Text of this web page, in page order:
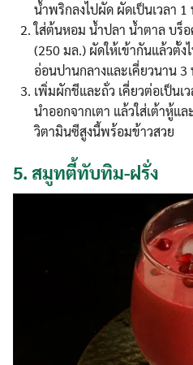
น้ำพริกลงไปผัด ผัดเป็นเวลา
ใส่ต้นหอม น้ำปลา น้ำตาล บร็
(250 มล.) ผัดให้เข้ากันแล้วตั้ง
อ่อนปานกลางและเคี่ยวนาน 3
เพิ่มผักชีและถั่ว เคี่ยวต่อเป็น
นำออกจากเตา แล้วใส่เต้าหู้แ
วิตามินซีสูงนี้พร้อมข้าวสวย
5. สมูทตี้ทับทิม-ฝรั่ง